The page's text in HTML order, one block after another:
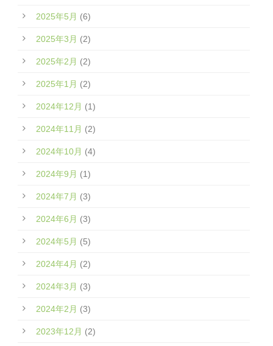
2025年5月 (6)
2025年3月 (2)
2025年2月 (2)
2025年1月 (2)
2024年12月 (1)
2024年11月 (2)
2024年10月 (4)
2024年9月 (1)
2024年7月 (3)
2024年6月 (3)
2024年5月 (5)
2024年4月 (2)
2024年3月 (3)
2024年2月 (3)
2023年12月 (2)